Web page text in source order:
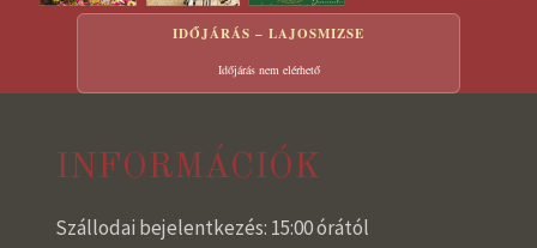
IDŐJÁRÁS – LAJOSMIZSE
Időjárás nem elérhető
INFORMÁCIÓK
Szállodai bejelentkezés: 15:00 órától